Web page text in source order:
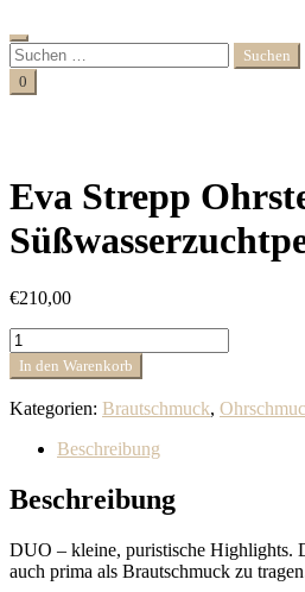
Search
Suchen
nach:
Cart
0
Eva Strepp
€210,00
Eva
Strepp
Ohrstecker
Süßwasserzuchtperle
Menge
In den Warenkorb
Kategorien: Brautschmuck,
Beschreibung
Beschreibung
DUO – kleine, puristische Highlights.
auch prima als Brautschmuck zu